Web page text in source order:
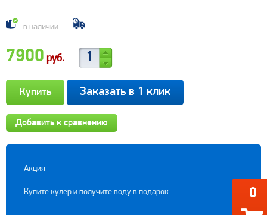
в наличии
7900 руб.
Заказать в 1 клик
Добавить к сравнению
Акция
Купите кулер и получите воду в подарок 0